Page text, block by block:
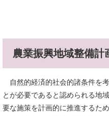
農業振興地域整備計
自然的経済的社会的諸条件を
とが必要であると認められる地
要な施策を計画的に推進するた